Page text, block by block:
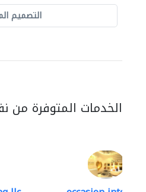
التصميم
الخدمات المتوفرة من